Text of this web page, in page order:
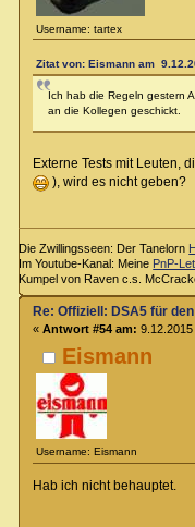
Username: tartex
Zitat von: Eismann am
Ich hab die Regeln gestern
an die Kollegen geschickt.
Externe Tests mit Leuten,
), wird es nicht geben?
Die Zwillingsseen: Der Tanelorn
Im Youtube-Kanal: Meine PnP-
Kumpel von Raven c.s.
Eismann
Username: Eismann
Re: Offiziell: DSA5 für
« Antwort #54 am:
Hab ich nicht behauptet.